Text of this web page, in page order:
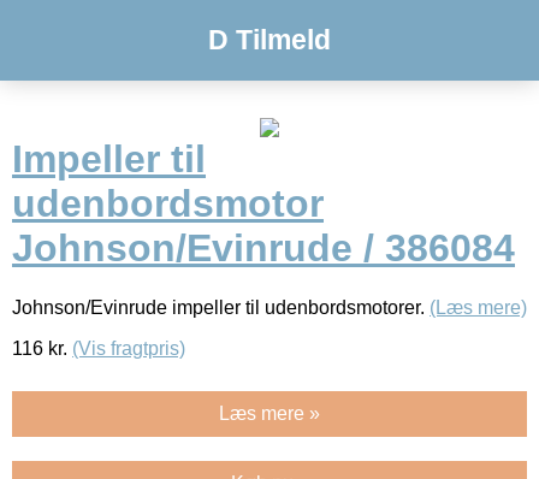
D Tilmeld
Impeller til
udenbordsmotor
Johnson/Evinrude / 386084
Johnson/Evinrude impeller til udenbordsmotorer. (Læs mere)
116 kr. (Vis fragtpris)
Læs mere »